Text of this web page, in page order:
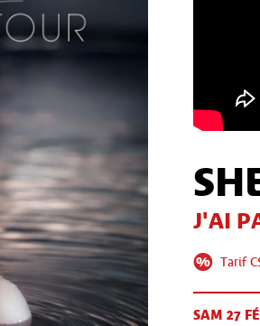
J'AI
Tarif
SAM 27